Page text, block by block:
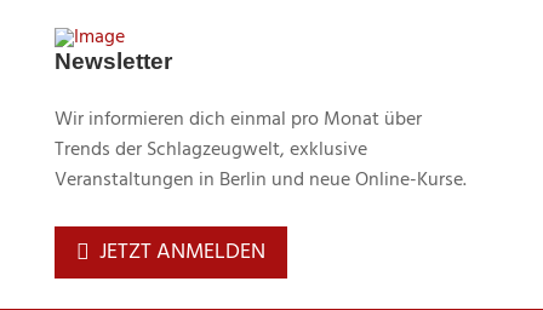
Newsletter
Wir informieren dich einmal pro Monat über
Trends der Schlagzeugwelt, exklusive
Veranstaltungen in Berlin und neue Online-Kurse.
JETZT ANMELDEN